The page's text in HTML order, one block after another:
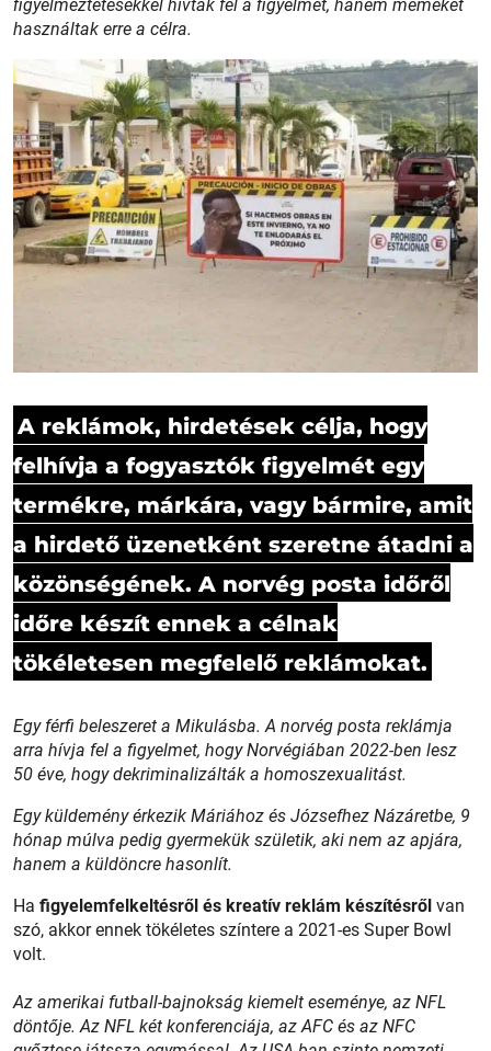
figyelmeztetésekkel hívták fel a figyelmet, hanem mémeket
használtak erre a célra.
A reklámok, hirdetések célja, hogy
felhívja a fogyasztók figyelmét egy
termékre, márkára, vagy bármire, amit
a hirdető üzenetként szeretne átadni a
közönségének. A norvég posta időről
időre készít ennek a célnak
tökéletesen megfelelő reklámokat.
Egy férfi beleszeret a Mikulásba. A norvég posta reklámja
arra hívja fel a figyelmet, hogy Norvégiában 2022-ben lesz
50 éve, hogy dekriminalizálták a homoszexualitást.
Egy küldemény érkezik Máriához és Józsefhez Názáretbe, 9
hónap múlva pedig gyermekük születik, aki nem az apjára,
hanem a küldöncre hasonlít.
Ha figyelemfelkeltésről és kreatív reklám készítésről van
szó, akkor ennek tökéletes színtere a 2021-es Super Bowl
volt.
Az amerikai futball-bajnokság kiemelt eseménye, az NFL
döntője. Az NFL két konferenciája, az AFC és az NFC